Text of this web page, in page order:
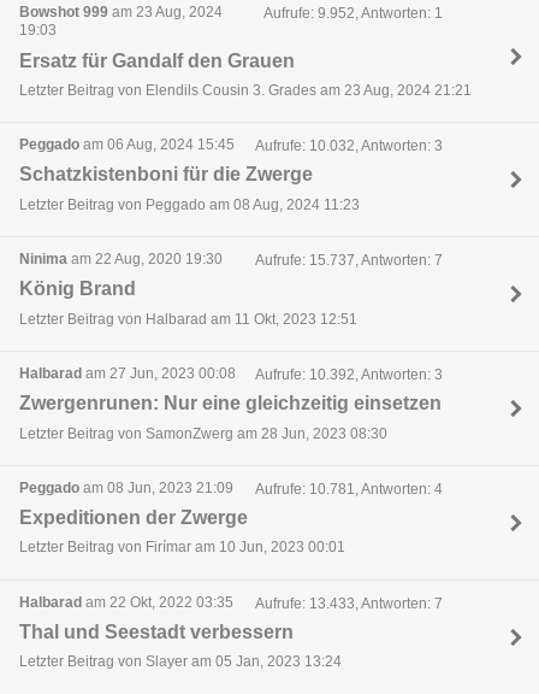
Bowshot 999 am 23 Aug, 2024
19:03
Aufrufe: 9.952, Antworten: 1
Ersatz für Gandalf den Grauen
Letzter Beitrag von Elendils Cousin 3. Grades am 23 Aug, 2024 21:21
Peggado am 06 Aug, 2024 15:45 Aufrufe: 10.032, Antworten: 3
Schatzkistenboni für die Zwerge
Letzter Beitrag von Peggado am 08 Aug, 2024 11:23
Ninima am 22 Aug, 2020 19:30 Aufrufe: 15.737, Antworten: 7
König Brand
Letzter Beitrag von Halbarad am 11 Okt, 2023 12:51
Halbarad am 27 Jun, 2023 00:08 Aufrufe: 10.392, Antworten: 3
Zwergenrunen: Nur eine gleichzeitig einsetzen
Letzter Beitrag von SamonZwerg am 28 Jun, 2023 08:30
Peggado am 08 Jun, 2023 21:09 Aufrufe: 10.781, Antworten: 4
Expeditionen der Zwerge
Letzter Beitrag von Firímar am 10 Jun, 2023 00:01
Halbarad am 22 Okt, 2022 03:35 Aufrufe: 13.433, Antworten: 7
Thal und Seestadt verbessern
Letzter Beitrag von Slayer am 05 Jan, 2023 13:24